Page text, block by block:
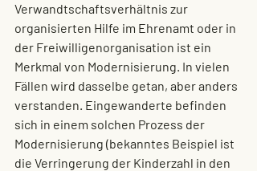
Verwandtschaftsverhältnis zur
organisierten Hilfe im Ehrenamt oder in
der Freiwilligenorganisation ist ein
Merkmal von Modernisierung. In vielen
Fällen wird dasselbe getan, aber anders
verstanden. Eingewanderte befinden
sich in einem solchen Prozess der
Modernisierung (bekanntes Beispiel ist
die Verringerung der Kinderzahl in den